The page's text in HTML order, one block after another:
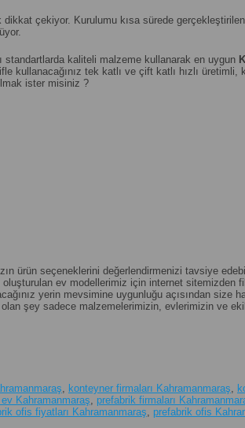
çekiyor. Kurulumu kısa sürede
kaliteli malzeme kullanarak en uygun
kullanacağınız tek katlı ve çift katlı hızlı
ister misiniz ?
ürün seçeneklerini değerlendirmenizi tavsiye
oluşturulan ev modellerimiz için internet sitemizden
yerin mevsimine uygunluğu açısından size
şey sadece malzemelerimizin, evlerimizin ve
konteyner firmaları Kahramanmaraş
Kahramanmaraş prefabrik firmaları
ofis fiyatları Kahramanmaraş prefabrik ofis